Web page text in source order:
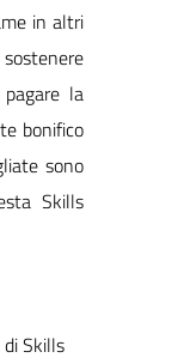
in altri
la
bonifico
sono
Skills
di Skills